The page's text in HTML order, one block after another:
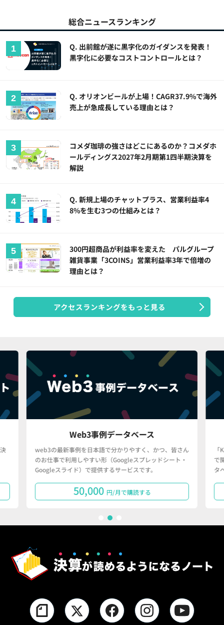
総合ニュースランキング
Q. 出前館が遂に黒字化のガイダンスを発表！
黒字化に必要なコストコントロールとは？
Q. オリオンビールが上場！CAGR37.9%で海外
売上が急成長している理由とは？
コメダ珈琲の強さはどこにあるのか？コメダホ
ールディングス2027年2月期第1四半期決算を
解説
Q. 新規上場のチャットプラス、営業利益率4
8%を生む3つの仕組みとは？
300円超商品が利益率を変えた パルグループ
雑貨事業「3COINS」営業利益率3年で倍増の
理由とは？
アクセスランキングをもっと見る
Web3事例データベース
web3の最新事例を日本語で分かりやすく、かつ、皆さん
のお仕事で利用しやすい形（Googleスプレッドシート・
Googleスライド）で提供するサービスです。
50,000 円/月で購読する
で
タ